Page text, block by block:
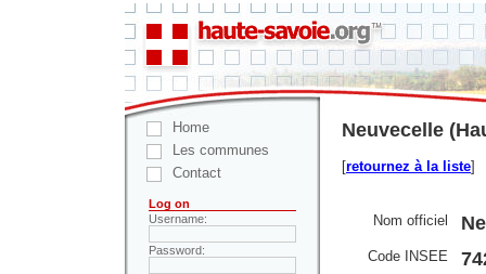
Home
Les communes
Contact
Log on
Username:
Password:
Neuvecelle
[retournez à la liste]
Nom officiel
Code INSEE